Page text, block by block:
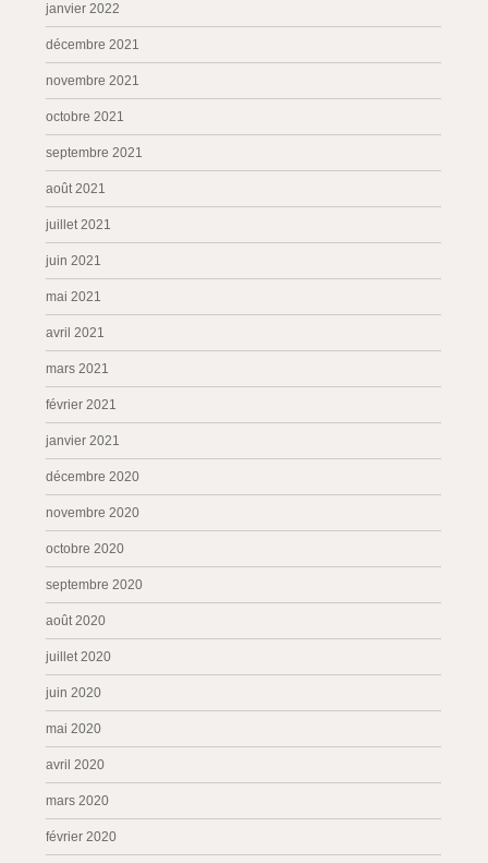
janvier 2022
décembre 2021
novembre 2021
octobre 2021
septembre 2021
août 2021
juillet 2021
juin 2021
mai 2021
avril 2021
mars 2021
février 2021
janvier 2021
décembre 2020
novembre 2020
octobre 2020
septembre 2020
août 2020
juillet 2020
juin 2020
mai 2020
avril 2020
mars 2020
février 2020